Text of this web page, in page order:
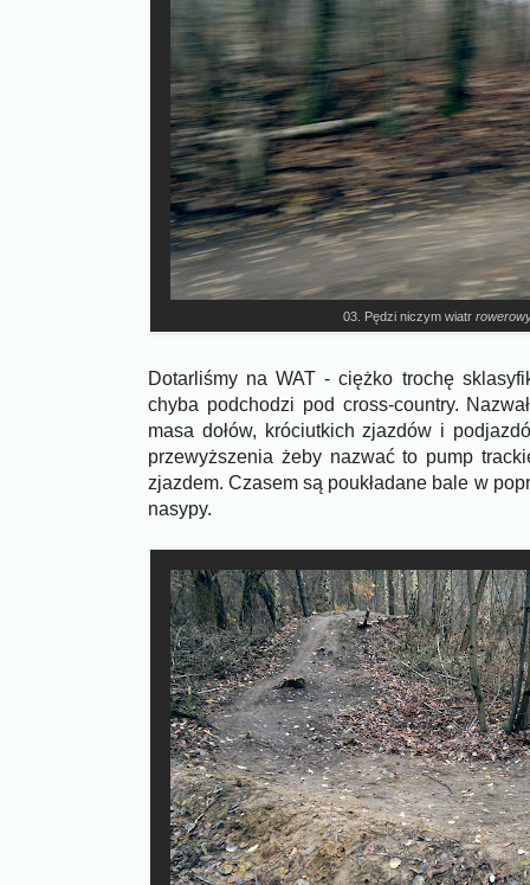
03. Pędzi niczym wiatr
Dotarliśmy na WAT - ciężko trochę
chyba podchodzi pod cross-country.
masa dołów, króciutkich zjazdów i
przewyższenia żeby nazwać to pump
zjazdem. Czasem są poukładane bale w
nasypy.